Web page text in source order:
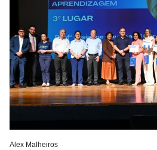
Alex Malheiros